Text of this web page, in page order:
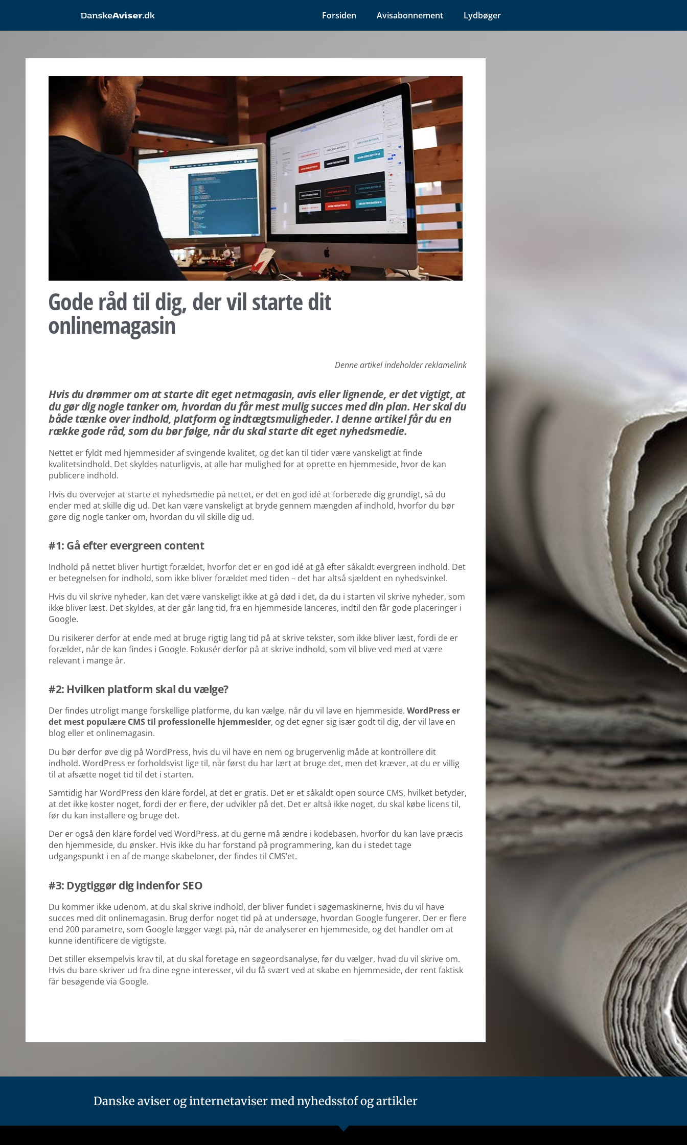
Forsiden Avisabonnement Lydbøger
Gode råd til dig, der vil starte dit
onlinemagasin
Denne artikel indeholder reklamelink
Hvis du drømmer om at starte dit eget netmagasin, avis eller lignende, er det vigtigt, at
du gør dig nogle tanker om, hvordan du får mest mulig succes med din plan. Her skal du
både tænke over indhold, platform og indtægtsmuligheder. I denne artikel får du en
række gode råd, som du bør følge, når du skal starte dit eget nyhedsmedie.
Nettet er fyldt med hjemmesider af svingende kvalitet, og det kan til tider være vanskeligt at finde
kvalitetsindhold. Det skyldes naturligvis, at alle har mulighed for at oprette en hjemmeside, hvor de kan
publicere indhold.
Hvis du overvejer at starte et nyhedsmedie på nettet, er det en god idé at forberede dig grundigt, så du
ender med at skille dig ud. Det kan være vanskeligt at bryde gennem mængden af indhold, hvorfor du bør
gøre dig nogle tanker om, hvordan du vil skille dig ud.
#1: Gå efter evergreen content
Indhold på nettet bliver hurtigt forældet, hvorfor det er en god idé at gå efter såkaldt evergreen indhold. Det
er betegnelsen for indhold, som ikke bliver forældet med tiden – det har altså sjældent en nyhedsvinkel.
Hvis du vil skrive nyheder, kan det være vanskeligt ikke at gå død i det, da du i starten vil skrive nyheder, som
ikke bliver læst. Det skyldes, at der går lang tid, fra en hjemmeside lanceres, indtil den får gode placeringer i
Google.
Du risikerer derfor at ende med at bruge rigtig lang tid på at skrive tekster, som ikke bliver læst, fordi de er
forældet, når de kan findes i Google. Fokusér derfor på at skrive indhold, som vil blive ved med at være
relevant i mange år.
#2: Hvilken platform skal du vælge?
Der findes utroligt mange forskellige platforme, du kan vælge, når du vil lave en hjemmeside.WordPress er
det mest populære CMS til professionelle hjemmesider, og det egner sig især godt til dig, der vil lave en
blog eller et onlinemagasin.
Du bør derfor øve dig på WordPress, hvis du vil have en nem og brugervenlig måde at kontrollere dit
indhold. WordPress er forholdsvist lige til, når først du har lært at bruge det, men det kræver, at du er villig
til at afsætte noget tid til det i starten.
Samtidig har WordPress den klare fordel, at det er gratis. Det er et såkaldt open source CMS, hvilket betyder,
at det ikke koster noget, fordi der er flere, der udvikler på det. Det er altså ikke noget, du skal købe licens til,
før du kan installere og bruge det.
Der er også den klare fordel ved WordPress, at du gerne må ændre i kodebasen, hvorfor du kan lave præcis
den hjemmeside, du ønsker. Hvis ikke du har forstand på programmering, kan du i stedet tage
udgangspunkt i en af de mange skabeloner, der findes til CMS’et.
#3: Dygtiggør dig indenfor SEO
Du kommer ikke udenom, at du skal skrive indhold, der bliver fundet i søgemaskinerne, hvis du vil have
succes med dit onlinemagasin. Brug derfor noget tid på at undersøge, hvordan Google fungerer. Der er flere
end 200 parametre, som Google lægger vægt på, når de analyserer en hjemmeside, og det handler om at
kunne identificere de vigtigste.
Det stiller eksempelvis krav til, at du skal foretage en søgeordsanalyse, før du vælger, hvad du vil skrive om.
Hvis du bare skriver ud fra dine egne interesser, vil du få svært ved at skabe en hjemmeside, der rent faktisk
får besøgende via Google.
Danske aviser og internetaviser med nyhedsstof og artikler